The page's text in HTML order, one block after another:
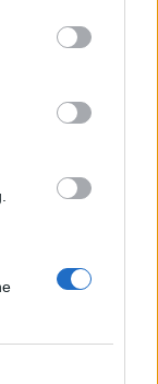
clar: preparar
i afrontar les